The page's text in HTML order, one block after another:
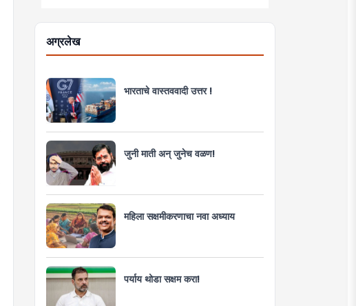
अग्रलेख
भारताचे वास्तववादी उत्तर !
जुनी माती अन् जुनेच वळण!
महिला सक्षमीकरणाचा नवा अध्याय
पर्याय थोडा सक्षम करा!